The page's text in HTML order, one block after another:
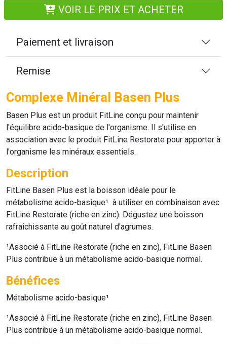
VOIR LE PRIX ET ACHETER
Paiement et livraison
Remise
Complexe Minéral Basen Plus
Basen Plus est un produit FitLine conçu pour maintenir
l'équilibre acido-basique de l'organisme. Il s'utilise en
association avec le produit FitLine Restorate pour apporter à
l'organisme les minéraux essentiels.
Description
FitLine Basen Plus est la boisson idéale pour le
métabolisme acido-basique¹ à utiliser en combinaison avec
FitLine Restorate (riche en zinc). Dégustez une boisson
rafraîchissante au goût naturel d'agrumes.
¹Associé à FitLine Restorate (riche en zinc), FitLine Basen
Plus contribue à un métabolisme acido-basique normal.
Bénéfices
Métabolisme acido-basique¹
¹Associé à FitLine Restorate (riche en zinc), FitLine Basen
Plus contribue à un métabolisme acido-basique normal.